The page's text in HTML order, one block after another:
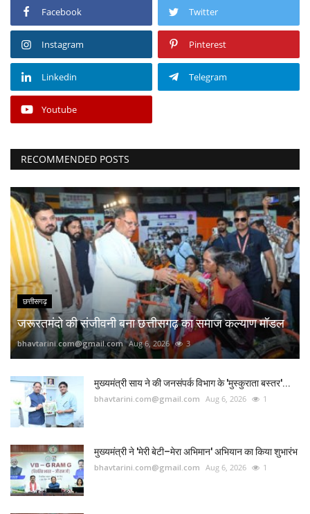
Facebook Twitter
Instagram Pinterest
Linkedin Telegram
Youtube
RECOMMENDED POSTS
छत्तीसगढ़
जरूरतमंदो की संजीवनी बना छत्तीसगढ़ का समाज कल्याण मॉडल
bhavtarini.com@gmail.com Aug 6, 2026 3
मुख्यमंत्री साय ने की जनसंपर्क विभाग के 'मुस्कुराता बस्तर'...
bhavtarini.com@gmail.com Aug 6, 2026 1
मुख्यमंत्री ने 'मेरी बेटी–मेरा अभिमान' अभियान का किया शुभारंभ
bhavtarini.com@gmail.com Aug 6, 2026 1